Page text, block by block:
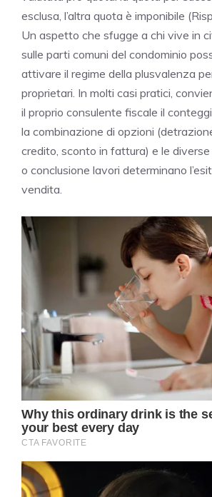
esclusa, l’altra quota è imponibile
Un aspetto che sfugge a chi vive in
sulle parti comuni del condominio
attivare il regime della plusvalenza
proprietari. In molti casi pratici,
il proprio consulente fiscale il
la combinazione di opzioni
credito, sconto in fattura) e le
o conclusione lavori determinano
vendita.